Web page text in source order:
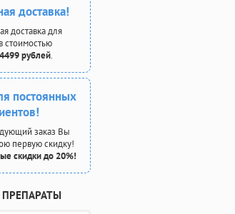
доставка!
доставка для
стоимостью
4499 рублей.
постоянных
заказ Вы
первую скидку!
скидки до 20%!